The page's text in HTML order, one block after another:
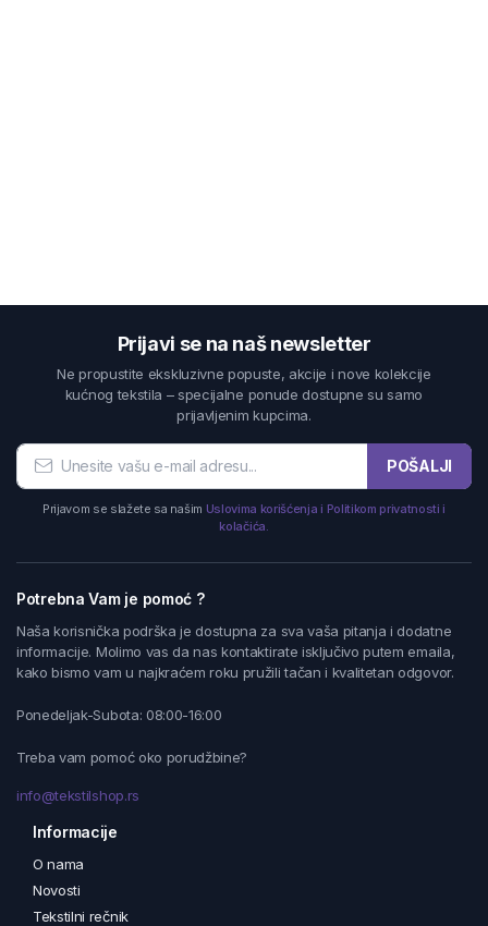
Prijavi se na naš newsletter
Ne propustite ekskluzivne popuste, akcije i nove kolekcije
kućnog tekstila – specijalne ponude dostupne su samo
prijavljenim kupcima.
POŠALJI
Prijavom se slažete sa našim Uslovima korišćenja i Politikom privatnosti i
kolačića.
Potrebna Vam je pomoć ?
Naša korisnička podrška je dostupna za sva vaša pitanja i dodatne
informacije. Molimo vas da nas kontaktirate isključivo putem emaila,
kako bismo vam u najkraćem roku pružili tačan i kvalitetan odgovor.
Ponedeljak-Subota: 08:00-16:00
Treba vam pomoć oko porudžbine?
info@tekstilshop.rs
Informacije
O nama
Novosti
Tekstilni rečnik